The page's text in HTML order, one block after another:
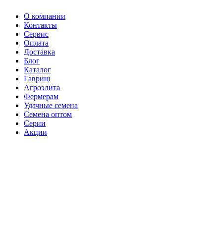
О компании
Контакты
Сервис
Оплата
Доставка
Блог
Каталог
Гавриш
Агроэлита
Фермерам
Удачные семена
Семена оптом
Серии
Акции